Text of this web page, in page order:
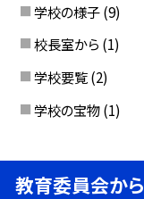
学校の様子 (9)
校長室から (1)
学校要覧 (2)
学校の宝物 (1)
教育委員会から